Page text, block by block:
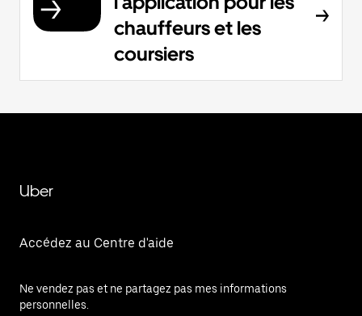
chauffeurs et les
coursiers
Uber
Accédez au Centre d'aide
Ne vendez pas et ne partagez pas mes informations
personnelles.